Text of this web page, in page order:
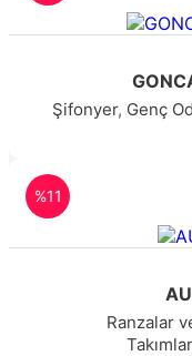
Şifonyer, Genç
%11
Ranzalar